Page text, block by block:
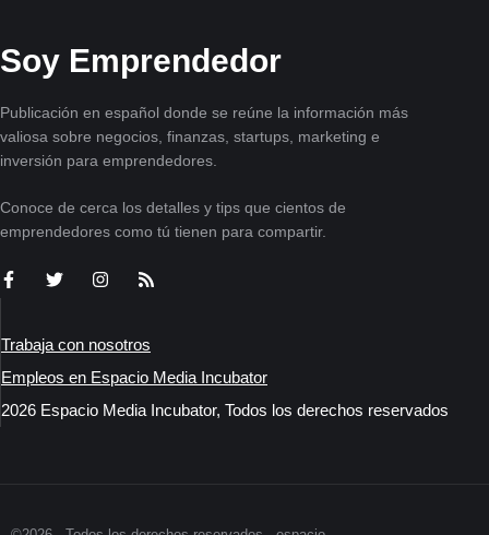
Soy Emprendedor
Publicación en español donde se reúne la información más
valiosa sobre negocios, finanzas, startups, marketing e
inversión para emprendedores.
Conoce de cerca los detalles y tips que cientos de
emprendedores como tú tienen para compartir.
Trabaja con nosotros
Empleos en Espacio Media Incubator
2026 Espacio Media Incubator, Todos los derechos reservados